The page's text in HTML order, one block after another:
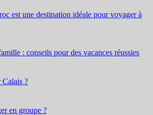
est une destination idéale pour voyager à
: conseils pour des vacances réussies
?
en groupe ?